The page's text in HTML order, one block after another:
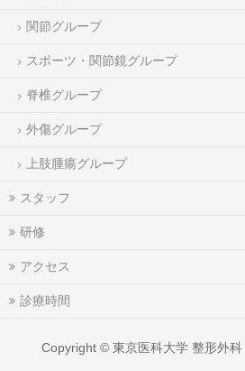
関節グループ
スポーツ・関節鏡グループ
脊椎グループ
外傷グループ
上肢腫瘍グループ
スタッフ
研修
アクセス
診療時間
Copyright ©東京医科大学 整形外科